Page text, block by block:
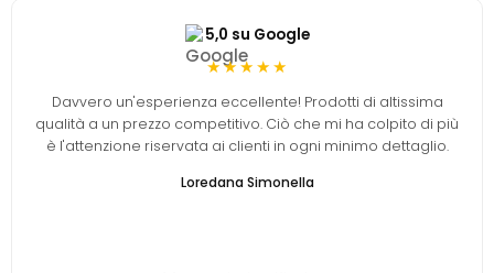
5,0 su Google
★★★★★
Davvero un'esperienza eccellente! Prodotti di altissima
qualità a un prezzo competitivo. Ciò che mi ha colpito di più
è l'attenzione riservata ai clienti in ogni minimo dettaglio.
Loredana Simonella